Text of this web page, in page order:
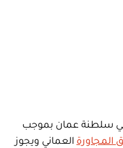
سلطنة عمان بموجب
المجاورة العماني ويجوز